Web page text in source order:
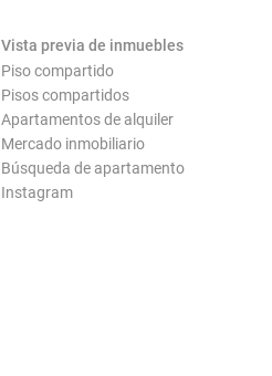
Vista previa de inmuebles
Piso compartido
Pisos compartidos
Apartamentos de alquiler
Mercado inmobiliario
Búsqueda de apartamento
Instagram